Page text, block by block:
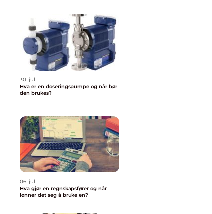
30. jul
Hva er en doseringspumpe og når bør
den brukes?
06. jul
Hva gjør en regnskapsfører og når
lønner det seg å bruke en?